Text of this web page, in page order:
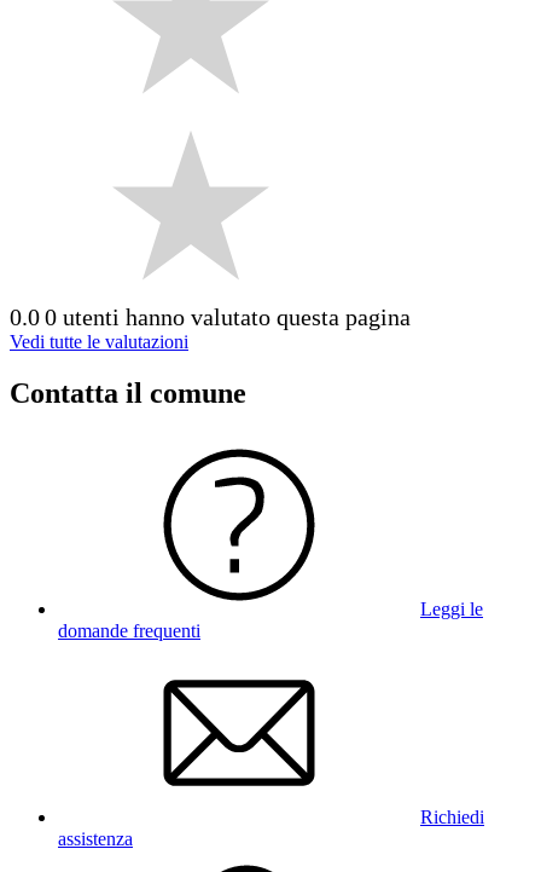
0.00 utenti hanno valutato questa pagina
Vedi tutte le valutazioni
Contatta il comune
Leggi le
domande frequenti
Richiedi
assistenza